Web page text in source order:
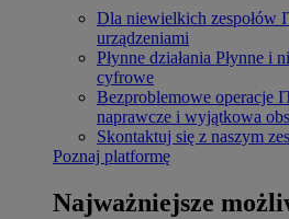
Dla niewielkich zespołów
urządzeniami
Płynne działania Płynne i
cyfrowe
Bezproblemowe operacje
naprawcze i wyjątkowa
Skontaktuj się z naszym
Poznaj platformę
Najważniejsze